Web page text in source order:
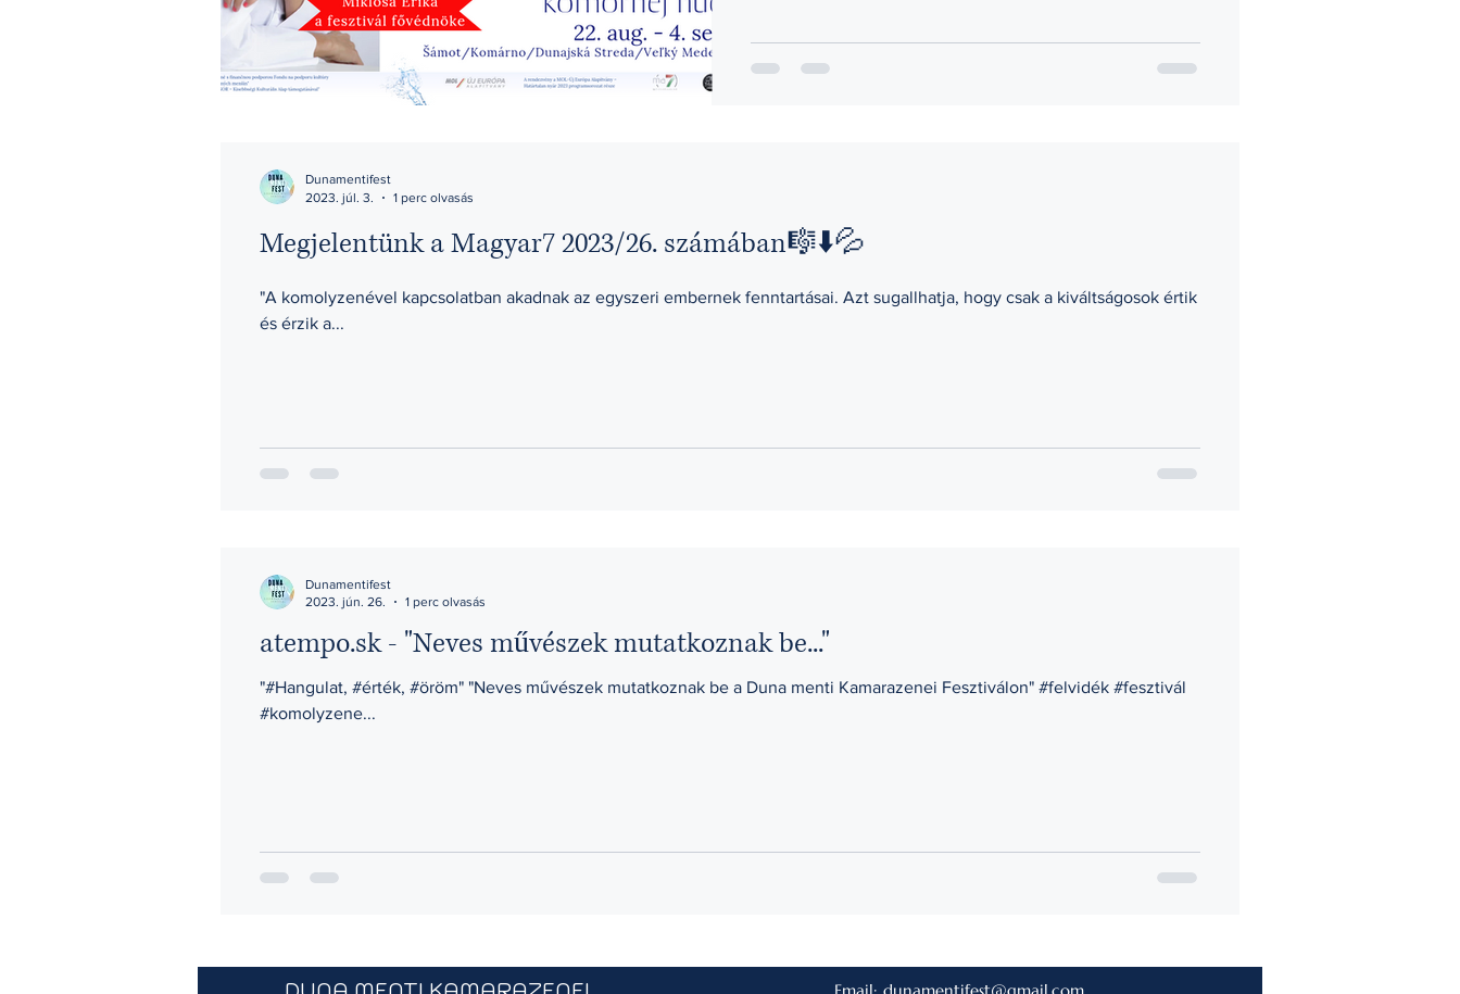
Megjelentünk a Magyar7 2023/26. számában🎼⬇️💦
"A komolyzenével kapcsolatban akadnak az egyszeri embernek fenntartásai. Azt sugallhatja, hogy csak a kiváltságosok értik
és érzik a...
Dunamentifest
2023. júl. 3.
1 perc olvasás
atempo.sk - "Neves művészek mutatkoznak be..."
"#Hangulat, #érték, #öröm" "Neves művészek mutatkoznak be a Duna menti Kamarazenei Fesztiválon" #felvidék #fesztivál
#komolyzene...
Dunamentifest
2023. jún. 26.
1 perc olvasás